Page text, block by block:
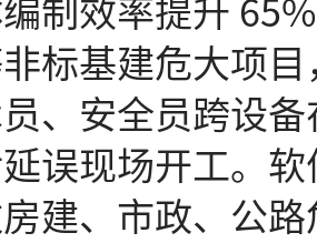
标基建危大项
、安全员跨设
误现场开工。
建、市政、公